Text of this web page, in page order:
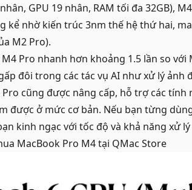
GPU 19 nhân, RAM tối đa 32GB),
kể nhờ kiến trúc 3nm thế hệ thứ hai,
M2 Pro).
Pro nhanh hơn khoảng 1.5 lần so với
đôi trong các tác vụ AI như xử lý ảnh
Pro cũng được nâng cấp, hỗ trợ các
được ở mức cơ bản. Nếu bạn từng
kinh ngạc với tốc độ và khả năng xử
MacBook Pro M4tại QMac Store